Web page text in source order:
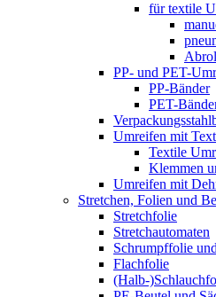
für textile
PP- und PET-
PP-Bänder
PET-
Umreifen mit
Textile
Klemmen
Umreifen mit
Stretchen, Folien und
Stretchfolie
Stretchautomaten
Schrumpffolie
Flachfolie
(Halb-